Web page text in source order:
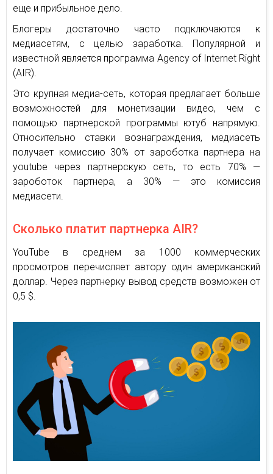
еще и прибыльное дело.
Блогеры достаточно часто подключаются к
медиасетям, с целью заработка. Популярной и
известной является программа Agency of Internet Right
(AIR).
Это крупная медиа-сеть, которая предлагает больше
возможностей для монетизации видео, чем с
помощью партнерской программы ютуб напрямую.
Относительно ставки вознаграждения, медиасеть
получает комиссию 30% от зароботка партнера на
youtube через партнерскую сеть, то есть 70% —
зароботок партнера, а 30% — это комиссия
медиасети.
Сколько платит партнерка AIR?
YouTube в среднем за 1000 коммерческих
просмотров перечисляет автору один американский
доллар. Через партнерку вывод средств возможен от
0,5 $.